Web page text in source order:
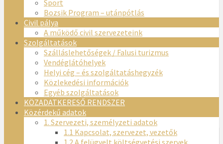
Sport
Bozsik Program – utánpótlás
Civil pálya
A működő civil szervezeteink
Szolgáltatások
Szálláslehetőségek / Falusi turizmus
Vendéglátóhelyek
Helyi cég – és szolgáltatáshegyzék
Közlekedési információk
Egyéb szolgáltatások
KÖZADATKERESŐ RENDSZER
Közérdekű adatok
1. Szervezeti, személyzeti adatok
1.1 Kapcsolat, szervezet, vezetők
1.2 A felügyelt költségvetési szervek